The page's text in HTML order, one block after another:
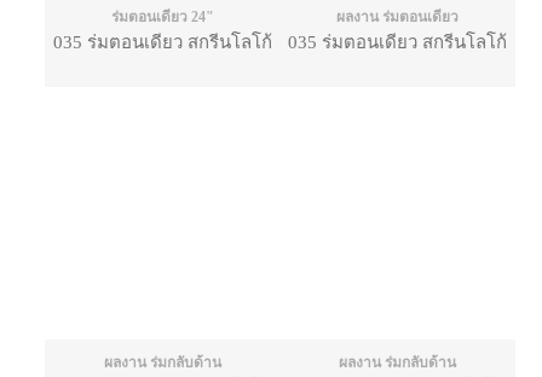
ร่มตอนเดียว 24"
035 ร่มตอนเดียว สกรีนโลโก้
ผลงาน ร่มตอนเดียว
035 ร่มตอนเดียว สกรีนโลโก้
ผลงาน ร่มกลับด้าน ผลงาน ร่มกลับด้าน